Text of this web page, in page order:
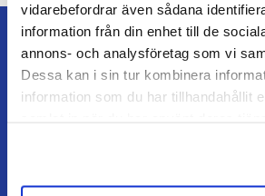
vidarebefordrar även sådana
information från din enhet till de
annons- och analysföretag som vi
Dessa kan i sin tur kombinera
information som du har tillhandahållit